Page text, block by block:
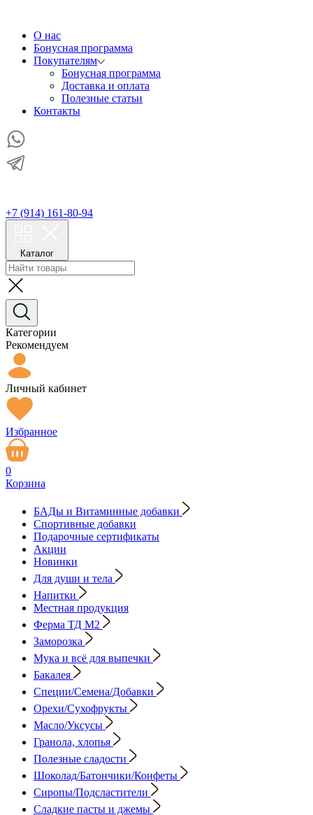
О нас
Бонусная программа
Покупателям
Бонусная программа
Доставка и оплата
Полезные статьи
Контакты
+7 (914) 161-80-94
Каталог
Категории
Рекомендуем
Личный кабинет
Избранное
0
Корзина
БАДы и Витаминные добавки
Спортивные добавки
Подарочные сертификаты
Акции
Новинки
Для души и тела
Напитки
Местная продукция
Ферма ТД М2
Заморозка
Мука и всё для выпечки
Бакалея
Специи/Семена/Добавки
Орехи/Сухофрукты
Масло/Уксусы
Гранола, хлопья
Полезные сладости
Шоколад/Батончики/Конфеты
Сиропы/Подсластители
Сладкие пасты и джемы